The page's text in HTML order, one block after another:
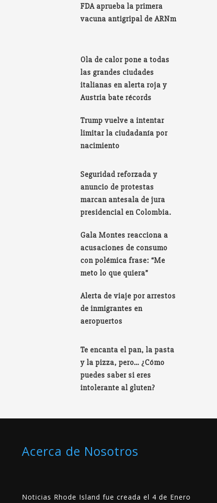
FDA aprueba la primera
vacuna antigripal de ARNm
Ola de calor pone a todas
las grandes ciudades
italianas en alerta roja y
Austria bate récords
Trump vuelve a intentar
limitar la ciudadanía por
nacimiento
Seguridad reforzada y
anuncio de protestas
marcan antesala de jura
presidencial en Colombia.
Gala Montes reacciona a
acusaciones de consumo
con polémica frase: “Me
meto lo que quiera”
Alerta de viaje por arrestos
de inmigrantes en
aeropuertos
Te encanta el pan, la pasta
y la pizza, pero… ¿Cómo
puedes saber si eres
intolerante al gluten?
Acerca de Nosotros
Noticias Rhode Island fue creada el 4 de Enero